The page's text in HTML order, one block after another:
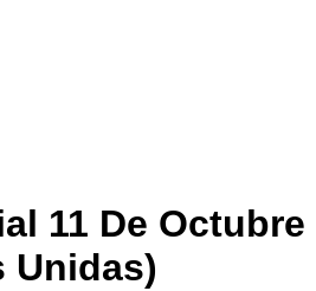
11 De Octubre
Unidas)